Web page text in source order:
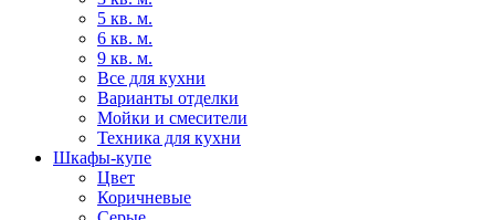
5 кв. м.
6 кв. м.
9 кв. м.
Все для кухни
Варианты отделки
Мойки и смесители
Техника для кухни
Шкафы-купе
Цвет
Коричневые